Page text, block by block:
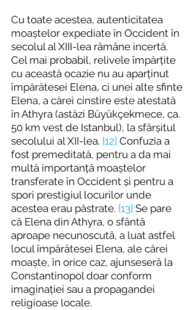
Cu toate acestea, autenticitatea
moaștelor expediate în Occident în
secolul al XIII-lea rămâne incertă.
Cel mai probabil, relivele împărțite
cu această ocazie nu au aparținut
împărătesei Elena, ci unei alte sfinte
Elena, a cărei cinstire este atestată
în Athyra (astăzi Büyükçekmece, ca.
50 km vest de Istanbul), la sfârșitul
secolului al XII-lea. [12] Confuzia a
fost premeditată, pentru a da mai
multă importanță moaștelor
transferate în Occident și pentru a
spori prestigiul locurilor unde
acestea erau păstrate. [13] Se pare
că Elena din Athyra, o sfântă
aproape necunoscută, a luat astfel
locul împărătesei Elena, ale cărei
moaște, în orice caz, ajunseseră la
Constantinopol doar conform
imaginației sau a propagandei
religioase locale.